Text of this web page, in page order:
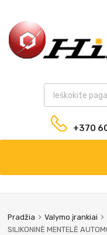
+370
Pradžia Valymo įrankiai
SILIKONINĖ MENTELĖ